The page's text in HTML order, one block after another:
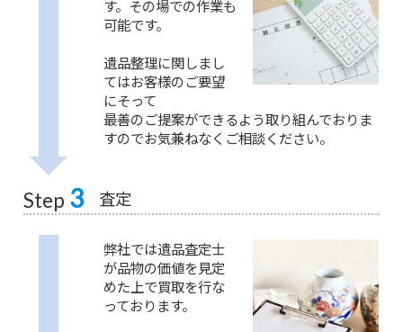
す。その場での作業も
可能です。
遺品整理に関しまし
てはお客様のご要望
にそって
最善のご提案ができるよう取り組んでおりま
すのでお気兼ねなくご相談ください。
Step 3 査定
弊社では遺品査定士
が品物の価値を見定
めた上で買取を行な
っております。